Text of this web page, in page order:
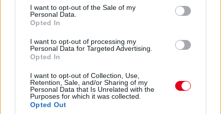
consent section.
I want to opt-out of the Sale of my
Personal Data.
Opted In
I want to opt-out of processing my
Personal Data for Targeted Advertising.
Opted In
I want to opt-out of Collection, Use,
Retention, Sale, and/or Sharing of my
Personal Data that Is Unrelated with the
Purposes for which it was collected.
Opted Out
használhatóak fel.
© 2026 Formula.hu - Minden jog